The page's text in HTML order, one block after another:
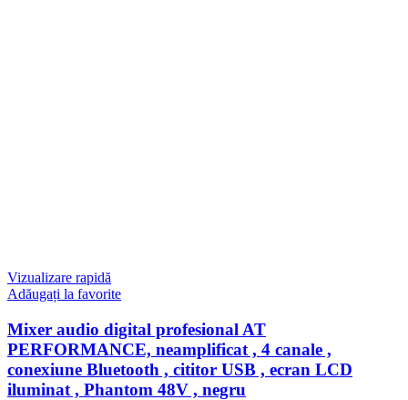
Vizualizare rapidă
Adăugați la favorite
Mixer audio digital profesional AT
PERFORMANCE, neamplificat , 4 canale ,
conexiune Bluetooth , cititor USB , ecran LCD
iluminat , Phantom 48V , negru